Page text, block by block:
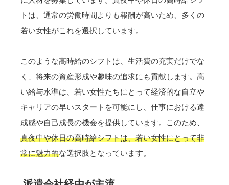
トは、通常の労働時間よりも報酬が高いため、多くの
若い女性がこれを選択しています。
このような高時給のシフトは、生活費の充実だけでな
く、将来の資産形成や趣味の追求にも貢献します。高
い給与水準は、若い女性たちにとって経済的な自立や
キャリアの早いスタートを可能にし、仕事における達
成感や自己成長の機会を提供しています。このため、
真夜中や休日の高時給シフトは、若い女性にとって非
常に魅力的な選択肢となっています。